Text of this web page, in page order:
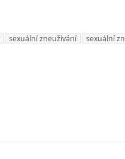
sexuální zneužívání
sexuální